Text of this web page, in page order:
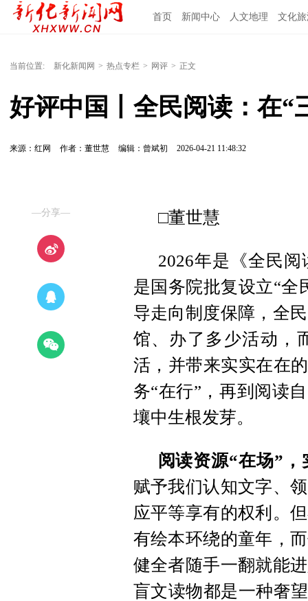
首页 新闻中心 人文地理 文化
当前位置: 新化新闻网 > 热点专栏 > 网评 > 正文
好评中国丨全民阅读：在“
来源：红网 作者：董世慧 编辑：曾斌初 2026-04-21 11:48:32
—分享— □董世慧
2026年是《全民
是 国务院批复设立“全
导走向制度保障，全
馆、办了多少活动，
活，并带来实实在在
务“在行”，再到阅读
壤中生根发芽。
阅读资源“在场”
赋予我们认知文字、
应平等享有的权利。
有绘本环绕的童年，
健全者随手一翻就能
盲文读物都是一种奢